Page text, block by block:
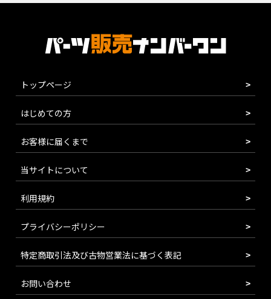
トップページ
はじめての方
お客様に届くまで
当サイトについて
利用規約
プライバシーポリシー
特定商取引法及び古物営業法に基づく表記
お問い合わせ